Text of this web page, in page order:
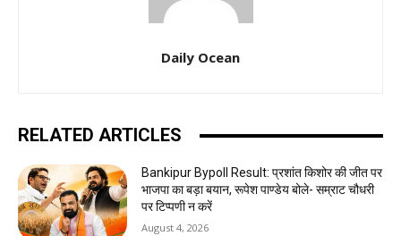
Daily Ocean
RELATED ARTICLES
Bankipur Bypoll Result: प्रशांत किशोर की जीत पर
भाजपा का बड़ा बयान, रूपेश पाण्डेय बोले- सम्राट चौधरी
पर टिप्पणी न करें
August 4, 2026